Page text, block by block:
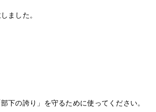
ました。
下の誇り」を守るために使ってください。